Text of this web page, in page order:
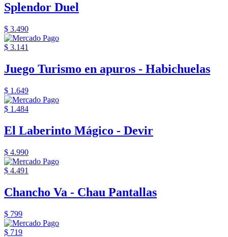
Splendor Duel
$ 3.490
$ 3.141
Juego Turismo en apuros - Habichuelas
$ 1.649
$ 1.484
El Laberinto Mágico - Devir
$ 4.990
$ 4.491
Chancho Va - Chau Pantallas
$ 799
$ 719